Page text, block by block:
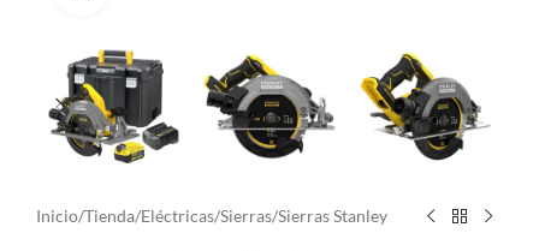
Inicio/Tienda/Eléctricas/Sierras/Sierras Stanley